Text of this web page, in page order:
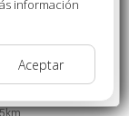
información
Aceptar